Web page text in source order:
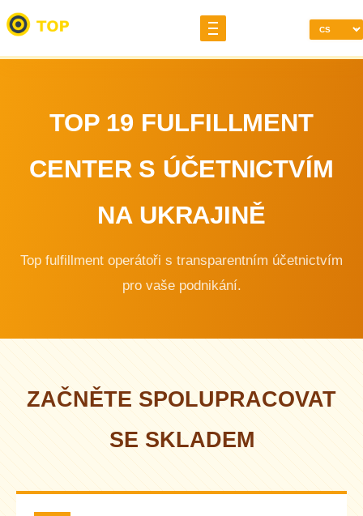
TOP 19 FULFILLMENT
CENTER S ÚČETNICTVÍM
NA UKRAJINĚ
Top fulfillment operátoři s transparentním účetnictvím
pro vaše podnikání.
ZAČNĚTE SPOLUPRACOVAT
SE SKLADEM